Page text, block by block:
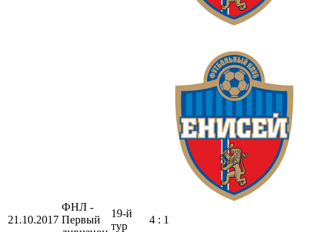
21.10.2017
ФНЛ -
Первый
19-й
тур
4 : 1